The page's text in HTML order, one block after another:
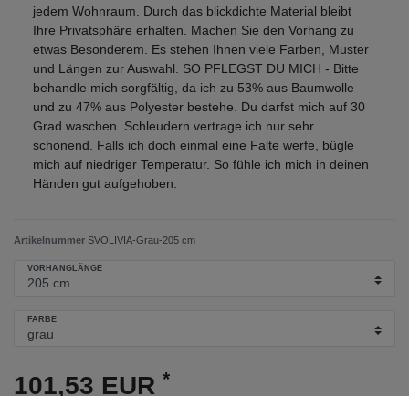
jedem Wohnraum. Durch das blickdichte Material bleibt
Ihre Privatsphäre erhalten. Machen Sie den Vorhang zu
etwas Besonderem. Es stehen Ihnen viele Farben, Muster
und Längen zur Auswahl. SO PFLEGST DU MICH - Bitte
behandle mich sorgfältig, da ich zu 53% aus Baumwolle
und zu 47% aus Polyester bestehe. Du darfst mich auf 30
Grad waschen. Schleudern vertrage ich nur sehr
schonend. Falls ich doch einmal eine Falte werfe, bügle
mich auf niedriger Temperatur. So fühle ich mich in deinen
Händen gut aufgehoben.
Artikelnummer SVOLIVIA-Grau-205 cm
VORHANGLÄNGE
FARBE
101,53 EUR *